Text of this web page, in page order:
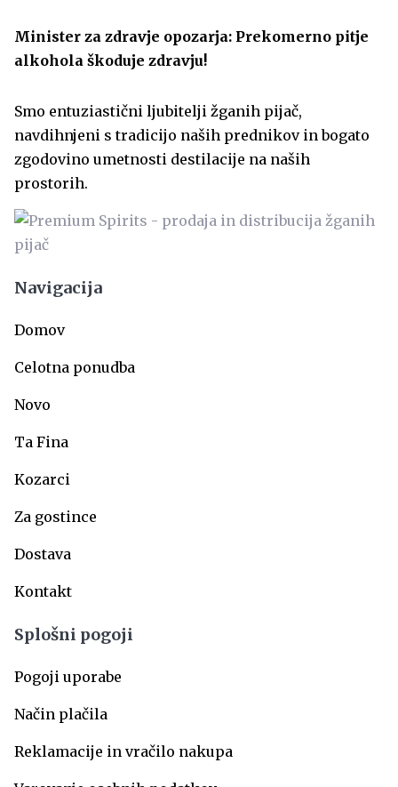
Minister za zdravje opozarja: Prekomerno pitje
alkohola škoduje zdravju!
Smo entuziastični ljubitelji žganih pijač,
navdihnjeni s tradicijo naših prednikov in bogato
zgodovino umetnosti destilacije na naših
prostorih.
Navigacija
Domov
Celotna ponudba
Novo
Ta Fina
Kozarci
Za gostince
Dostava
Kontakt
Splošni pogoji
Pogoji uporabe
Način plačila
Reklamacije in vračilo nakupa